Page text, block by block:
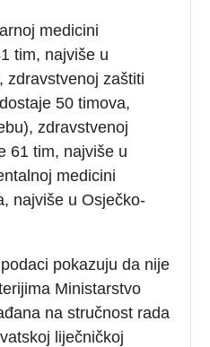
medicini
tim, najviše u
zdravstvenoj zaštiti
50 timova,
zdravstvenoj
61 tim, najviše u
medicini
najviše u Osječko-
pokazuju da nije
Ministarstvo
na stručnost rada
liječničkoj